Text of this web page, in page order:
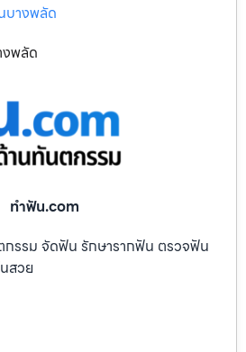
บางพลัด
พลัด
ทําฟัน.com
รรม จัดฟัน รักษารากฟัน ตรวจฟัน
สวย